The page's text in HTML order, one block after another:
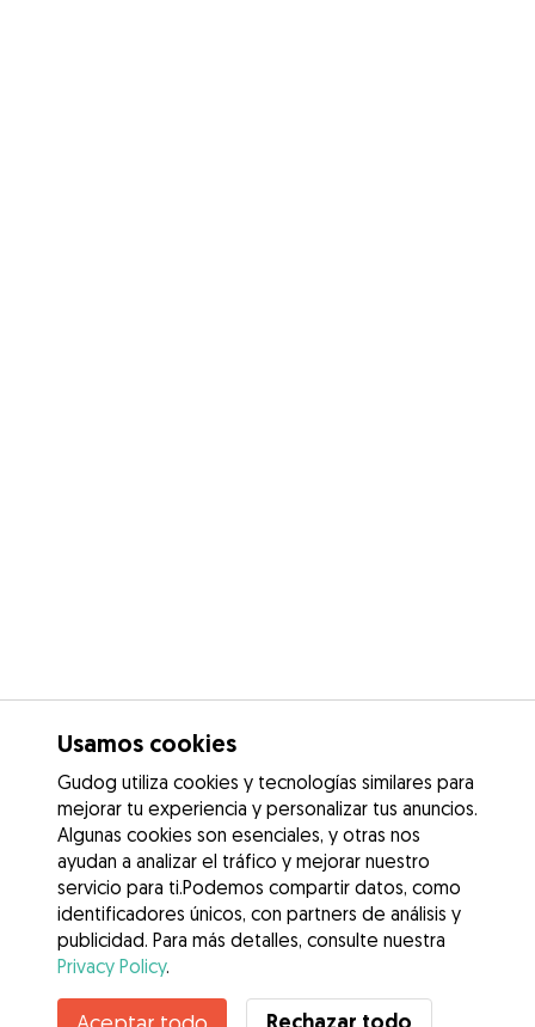
Contacta con Cristina
Usamos cookies
Gudog utiliza cookies y tecnologías similares para
mejorar tu experiencia y personalizar tus anuncios.
Algunas cookies son esenciales, y otras nos
ayudan a analizar el tráfico y mejorar nuestro
servicio para ti.Podemos compartir datos, como
identificadores únicos, con partners de análisis y
publicidad. Para más detalles, consulte nuestra
Privacy Policy.